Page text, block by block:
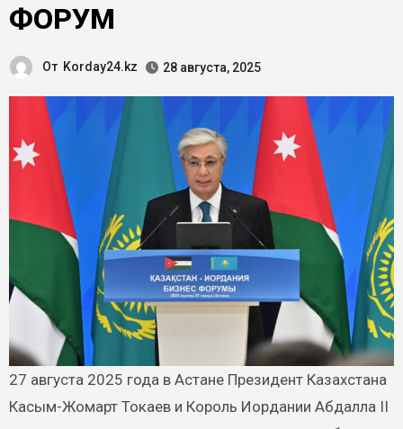
ФОРУМ
От Korday24.kz 28 августа, 2025
27 августа 2025 года в Астане Президент Казахстана
Касым-Жомарт Токаев и Король Иордании Абдалла II